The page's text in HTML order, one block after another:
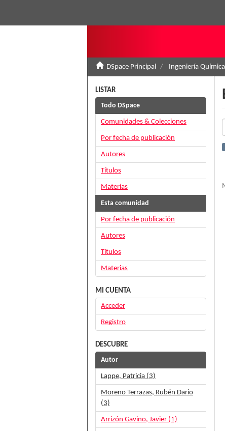
DSpace Principal Ingeniería
LISTAR
Todo DSpace
Comunidades & Colecciones
Por fecha de publicación
Autores
Títulos
Materias
Esta comunidad
Por fecha de publicación
Autores
Títulos
Materias
MI CUENTA
Acceder
Registro
DESCUBRE
Autor
Lappe, Patricia (3)
Moreno Terrazas, Rubén Dario
(3)
Arrizón Gaviño, Javier (1)